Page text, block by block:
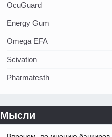
OcuGuard
Energy Gum
Omega EFA
Scivation
Pharmatesth
Мысли